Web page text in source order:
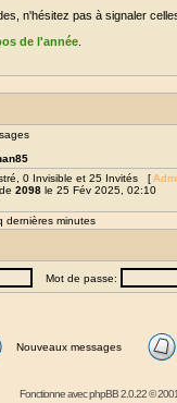
n'hésitez pas à signaler
de l'année
0 Invisible et 25 Invités [
2098 le 25 Fév 2025, 02:10
dernières minutes
Mot de passe:
Nouveaux messages
Fonctionne avecphpBB2.0.22 ©